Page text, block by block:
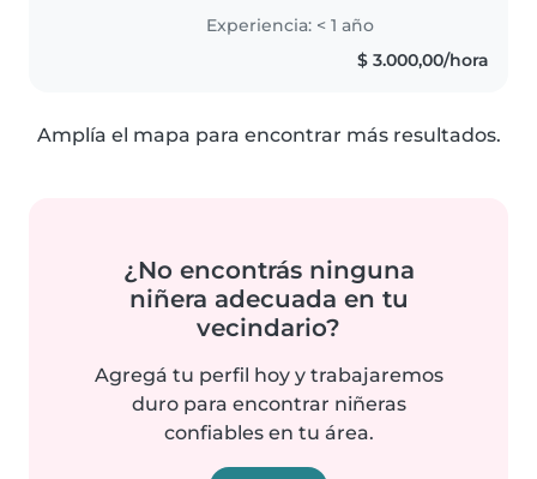
bebés /niños . Aunque soy nueva
en el cuidado de niños he
cuidado a bebes /tengo una
Experiencia: < 1 año
$ 3.000,00/hora
Amplía el mapa para encontrar más resultados.
¿No encontrás ninguna
niñera adecuada en tu
vecindario?
Agregá tu perfil hoy y trabajaremos
duro para encontrar niñeras
confiables en tu área.